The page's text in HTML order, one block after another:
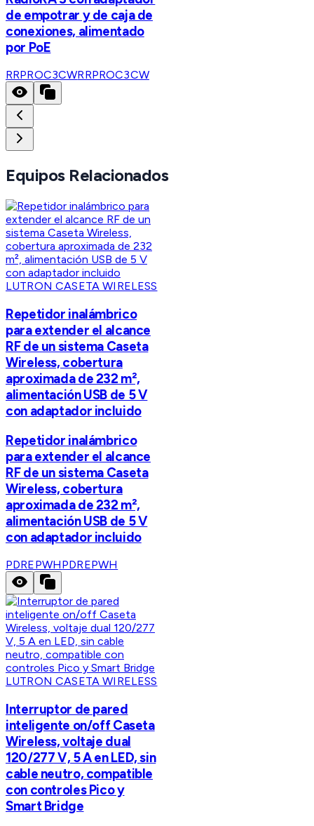
de empotrar y de caja de
conexiones, alimentado
por PoE
RRPROC3CWRRPROC3CW
Equipos Relacionados
LUTRON CASETA WIRELESS
Repetidor inalámbrico
para extender el alcance
RF de un sistema Caseta
Wireless, cobertura
aproximada de 232 m²,
alimentación USB de 5 V
con adaptador incluido
Repetidor inalámbrico
para extender el alcance
RF de un sistema Caseta
Wireless, cobertura
aproximada de 232 m²,
alimentación USB de 5 V
con adaptador incluido
PDREPWHPDREPWH
LUTRON CASETA WIRELESS
Interruptor de pared
inteligente on/off Caseta
Wireless, voltaje dual
120/277 V, 5 A en LED, sin
cable neutro, compatible
con controles Pico y
Smart Bridge